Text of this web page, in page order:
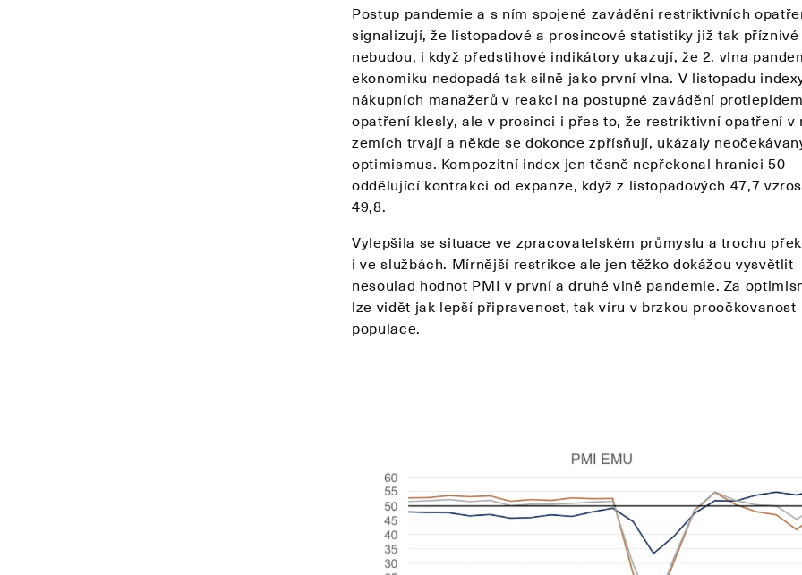
Postup pandemie a s ním spojené zavádění restriktivních
signalizují, že listopadové a prosincové statistiky již tak příznivé
nebudou, i když předstihové indikátory ukazují, že 2. vlna
ekonomiku nedopadá tak silně jako první vlna. V listopadu
nákupních manažerů v reakci na postupné zavádění
opatření klesly, ale v prosinci i přes to, že restriktivní opatření v
zemích trvají a někde se dokonce zpřísňují, ukázaly
optimismus. Kompozitní index jen těsně nepřekonal hranici 50
oddělující kontrakci od expanze, když z listopadových 47,7
49,8.
Vylepšila se situace ve zpracovatelském průmyslu a trochu
i ve službách. Mírnější restrikce ale jen těžko dokážou vysvětlit
nesoulad hodnot PMI v první a druhé vlně pandemie. Za
lze vidět jak lepší připravenost, tak víru v brzkou proočkovanost
populace.